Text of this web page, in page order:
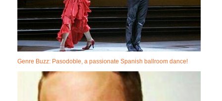
Genre Buzz: Pasodoble, a passionate Spanish ballroom dance!